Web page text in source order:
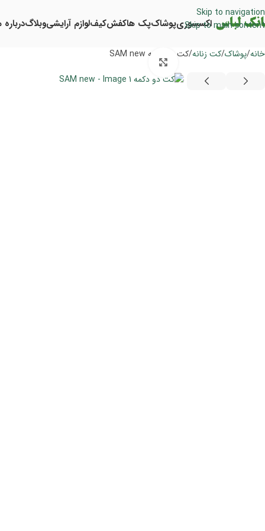
Skip to navigation
Skip to main content
اکسسوریپوشاکپک هاکفشکیفلوازم آرایشیوبلاگدرباره
خانه پوشاک کت زنانه کت دو دکمه SAM new